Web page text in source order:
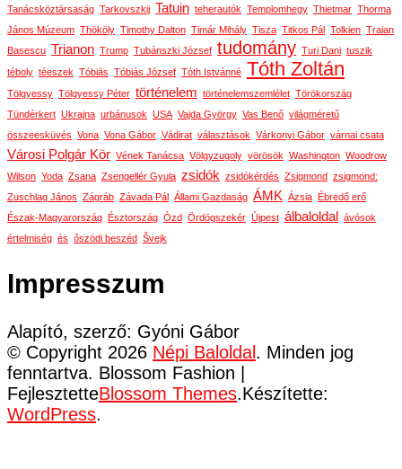
Tanácsköztársaság Tarkovszkij Tatuin teherautók Templomhegy Thietmar Thorma
János Múzeum Thököly Timothy Dalton Timár Mihály Tisza Titkos Pál Tolkien Traian
Basescu Trianon Trump Tubánszki József tudomány Turi Dani tuszik
téboly téeszek Tóbiás Tóbiás József Tóth Istvánné Tóth Zoltán
Tölgyessy Tölgyessy Péter történelem történelemszemlélet Törökország
Tündérkert Ukrajna urbánusok USA Vajda György Vas Benő világméretű
összeesküvés Vona Vona Gábor Vádirat választások Várkonyi Gábor várnai csata
Városi Polgár Kör Vének Tanácsa Völgyzugoly vörösök Washington Woodrow
Wilson Yoda Zsana Zsengellér Gyula zsidók zsidókérdés Zsigmond zsigmond:
Zuschlag János Zágráb Závada Pál Állami Gazdaság ÁMK Ázsia Ébredő erő
Észak-Magyarország Észtország Ózd Ördögszekér Újpest álbaloldal
ávósok
értelmiség és őszödi beszéd Švejk
Impresszum
Alapító, szerző: Gyóni Gábor
© Copyright 2026 Népi Baloldal . Minden jog
fenntartva. Blossom Fashion |
FejlesztetteBlossom Themes.Készítette:
WordPress.